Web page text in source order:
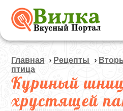
Главная › Рецепты ›
птица
Куриный
хрустящей